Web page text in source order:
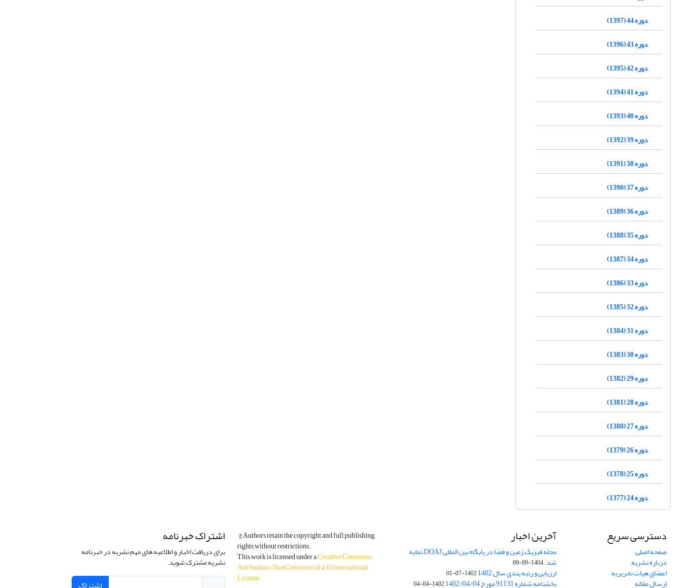
دوره 44 (1397)
دوره 43 (1396)
دوره 42 (1395)
دوره 41 (1394)
دوره 40 (1393)
دوره 39 (1392)
دوره 38 (1391)
دوره 37 (1390)
دوره 36 (1389)
دوره 35 (1388)
دوره 34 (1387)
دوره 33 (1386)
دوره 32 (1385)
دوره 31 (1384)
دوره 30 (1383)
دوره 29 (1382)
دوره 28 (1381)
دوره 27 (1380)
دوره 26 (1379)
دوره 25 (1378)
دوره 24 (1377)
دسترسی سریع
صفحه اصلی
درباره نشریه
اعضای هیات تحریریه
ارسال مقاله
آخرین اخبار
مجله فیزیک زمین و فضا در پایگاه بین المللی DOAJ نمایه
شد.1404-09-09
ارزیابی و رتبه بندی سال 1402 1402-07-01
بخشنامه شماره 91131 مورخ 1402/04/04 1402-04-04
© Authors retain the copyright and full publishing
rights without restrictions.
This work is licensed under aCreative Commons
Attribution-NonCommercial 4.0 International
License.
اشتراک خبرنامه
برای دریافت اخبار و اطلاعیه های مهم نشریه در خبرنامه
نشریه مشترک شوید.